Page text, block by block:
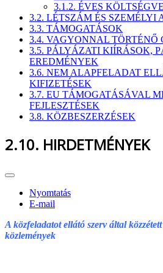
3.1.2. ÉVES
3.2. LÉTSZÁM ÉS SZEMÉLYI
3.3. TÁMOGATÁSOK
3.4. VAGYONNAL
3.5. PÁLYÁZATI KIÍRÁSOK,
EREDMÉNYEK
3.6. NEM ALAPFELADAT
KIFIZETÉSEK
3.7. EU TÁMOGATÁSÁVAL
FEJLESZTÉSEK
3.8. KÖZBESZERZÉSEK
2.10. HIRDETMÉNYEK
Nyomtatás
E-mail
A közfeladatot ellátó szerv által
közlemények